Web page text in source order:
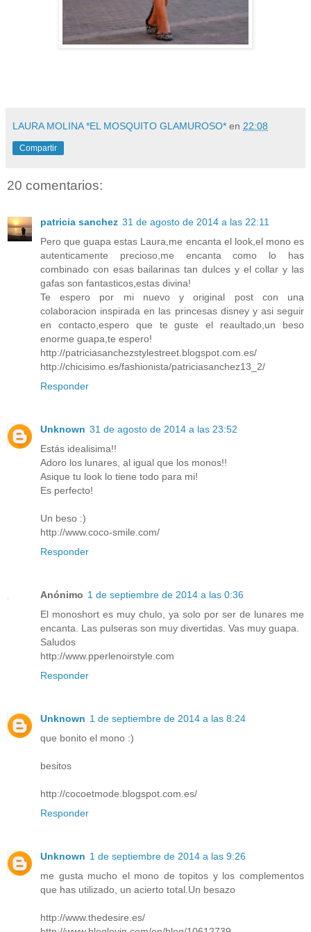
LAURA MOLINA *EL MOSQUITO GLAMUROSO* en 22:08
Compartir
20 comentarios:
patricia sanchez 31 de agosto de 2014 a las 22:11
Pero que guapa estas Laura,me encanta el look,el mono es
autenticamente precioso,me encanta como lo has
combinado con esas bailarinas tan dulces y el collar y las
gafas son fantasticos,estas divina!
Te espero por mi nuevo y original post con una
colaboracion inspirada en las princesas disney y asi seguir
en contacto,espero que te guste el reaultado,un beso
enorme guapa,te espero!
http://patriciasanchezstylestreet.blogspot.com.es/
http://chicisimo.es/fashionista/patriciasanchez13_2/
Responder
Unknown 31 de agosto de 2014 a las 23:52
Estás idealisima!!
Adoro los lunares, al igual que los monos!!
Asique tu look lo tiene todo para mi!
Es perfecto!
Un beso :)
http://www.coco-smile.com/
Responder
Anónimo 1 de septiembre de 2014 a las 0:36
El monoshort es muy chulo, ya solo por ser de lunares me
encanta. Las pulseras son muy divertidas. Vas muy guapa.
Saludos
http://www.pperlenoirstyle.com
Responder
Unknown 1 de septiembre de 2014 a las 8:24
que bonito el mono :)
besitos
http://cocoetmode.blogspot.com.es/
Responder
Unknown 1 de septiembre de 2014 a las 9:26
me gusta mucho el mono de topitos y los complementos
que has utilizado, un acierto total.Un besazo
http://www.thedesire.es/